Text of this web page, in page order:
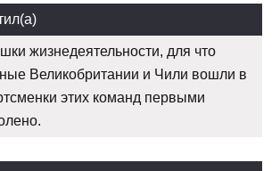
жизнедеятельности, для что
Великобритании и Чили вошли в
этих команд первыми